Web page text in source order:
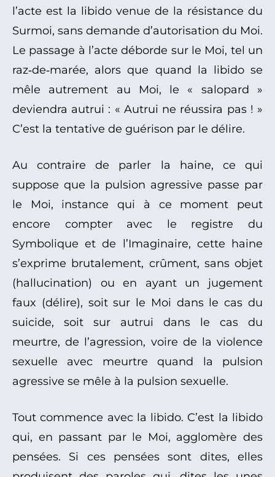
l’acte est la libido venue de la résistance du
Surmoi, sans demande d’autorisation du Moi.
Le passage à l’acte déborde sur le Moi, tel un
raz‑de‑marée, alors que quand la libido se
mêle autrement au Moi, le « salopard »
deviendra autrui : « Autrui ne réussira pas ! »
C’est la tentative de guérison par le délire.
Au contraire de parler la haine, ce qui
suppose que la pulsion agressive passe par
le Moi, instance qui à ce moment peut
encore compter avec le registre du
Symbolique et de l’Imaginaire, cette haine
s’exprime brutalement, crûment, sans objet
(hallucination) ou en ayant un jugement
faux (délire), soit sur le Moi dans le cas du
suicide, soit sur autrui dans le cas du
meurtre, de l’agression, voire de la violence
sexuelle avec meurtre quand la pulsion
agressive se mêle à la pulsion sexuelle.
Tout commence avec la libido. C’est la libido
qui, en passant par le Moi, agglomère des
pensées. Si ces pensées sont dites, elles